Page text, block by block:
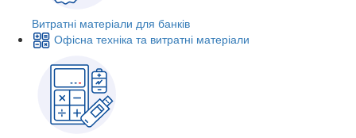
Витратні матеріали для банків
Офісна техніка та витратні матеріали